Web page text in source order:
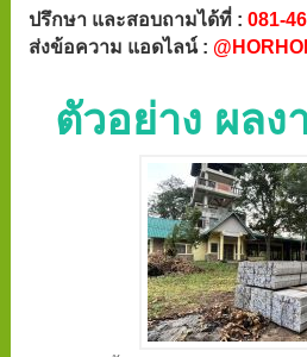
ปรึกษา และสอบถามได้ที่ : 081-
ส่งข้อความ แอดไลน์ :
ตัวอย่าง ผลง